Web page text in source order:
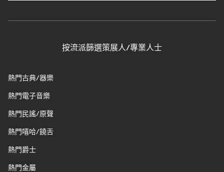
按流派篩選策展人/專業人士
熱門古典/器樂
熱門電子音樂
熱門民謠/原聲
熱門嘻哈/饒舌
熱門爵士
熱門金屬